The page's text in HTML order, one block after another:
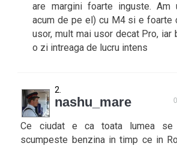
are margini foarte inguste. Am
acum de pe el) cu M4 si e foarte
usor, mult mai usor decat Pro, iar
o zi intreaga de lucru intens
nashu_mare
Ce ciudat e ca toata lumea
scumpeste benzina in timp ce in